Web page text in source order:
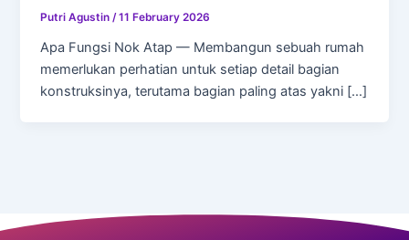
Putri Agustin /11 February 2026
Apa Fungsi Nok Atap — Membangun sebuah rumah
memerlukan perhatian untuk setiap detail bagian
konstruksinya, terutama bagian paling atas yakni […]